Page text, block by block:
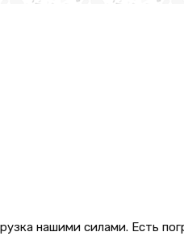
нашими силами. Есть